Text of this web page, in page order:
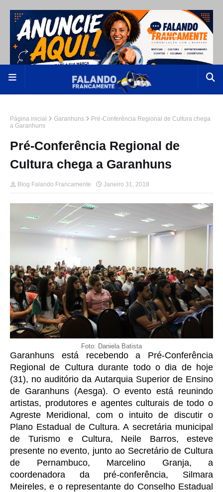
Página inicial Garanhuns
Pré-Conferência Regional de Cultura chega
a Garanhuns
Pré-Conferência Regional de
Cultura chega a Garanhuns
Blog Falando Francamente Janeiro 31, 2018
Foto: Daniela Batista
Garanhuns está recebendo a Pré-Conferência
Regional de Cultura durante todo o dia de hoje
(31), no auditório da Autarquia Superior de Ensino
de Garanhuns (Aesga). O evento está reunindo
artistas, produtores e agentes culturais de todo o
Agreste Meridional, com o intuito de discutir o
Plano Estadual de Cultura. A secretária municipal
de Turismo e Cultura, Neile Barros, esteve
presente no evento, junto ao Secretário de Cultura
de Pernambuco, Marcelino Granja, a
coordenadora da pré-conferência, Silmara
Meireles, e o representante do Conselho Estadual